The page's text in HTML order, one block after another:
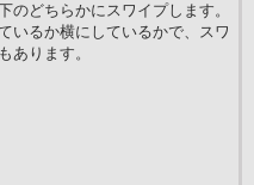
のどちらかにスワイプします。
いるか横にしているかで、スワ
あります。